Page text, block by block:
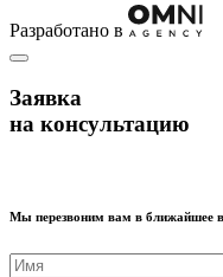
Разработано в
Заявка
на консультацию
Мы перезвоним вам в ближайшее